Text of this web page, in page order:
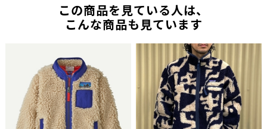
この商品を見ている人は、
こんな商品も見ています